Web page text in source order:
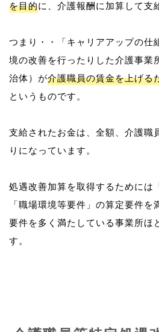
を目的に、介護報酬に加算して支
つまり・・「キャリアアップの仕
境の改善を行ったりした介護事業
治体）が介護職員の賃金を上げる
というものです。
支給されたお金は、全額、介護職
りになっています。
処遇改善加算を取得するためには
「職場環境等要件」の算定要件を
要件を多く満たしている事業所ほ
す。